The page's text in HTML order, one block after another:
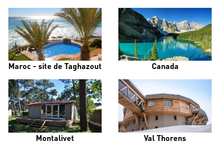
Maroc - site de Taghazout Canada
Montalivet Val Thorens